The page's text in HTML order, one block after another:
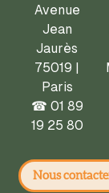
Avenue
Jean
Jaurès
75019 |
Paris
☎ 01 89
19 25 80
Nous